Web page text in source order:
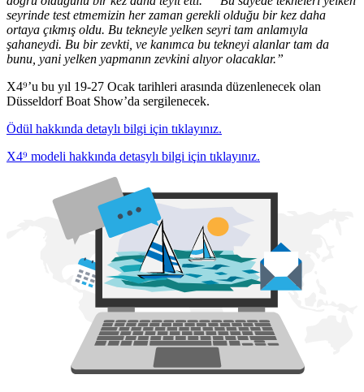
seyrinde test etmemizin her zaman gerekli olduğu bir kez daha
ortaya çıkmış oldu. Bu tekneyle yelken seyri tam anlamıyla
şahaneydi. Bu bir zevkti, ve kanımca bu tekneyi alanlar tam da
bunu, yani yelken yapmanın zevkini alıyor olacaklar.”
X4⁹’u bu yıl 19-27 Ocak tarihleri arasında düzenlenecek olan
Düsseldorf Boat Show’da sergilenecek.
Ödül hakkında detaylı bilgi için tıklayınız.
X4⁹ modeli hakkında detasylı bilgi için tıklayınız.